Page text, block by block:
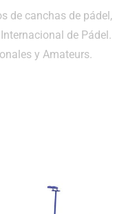
de canchas de pádel,
de Pádel.
y Amateurs.